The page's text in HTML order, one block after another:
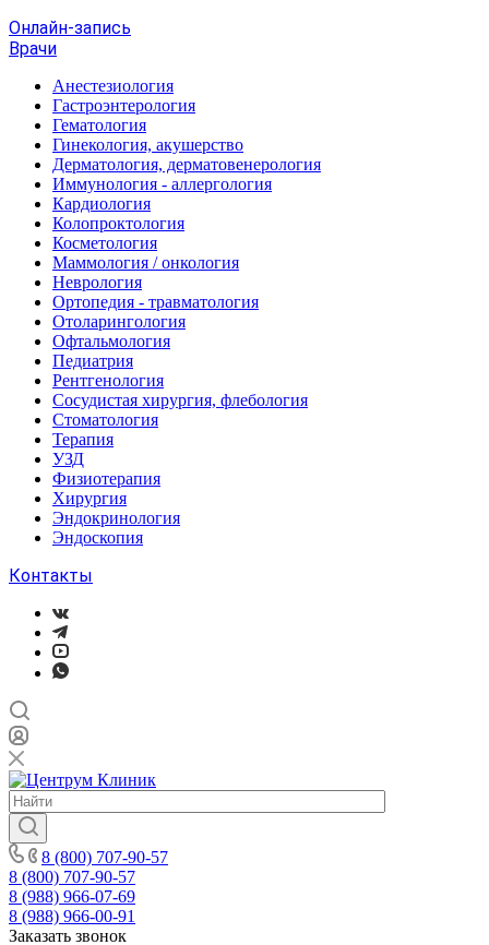
Онлайн-запись
Врачи
Анестезиология
Гастроэнтерология
Гематология
Гинекология, акушерство
Дерматология, дерматовенерология
Иммунология - аллергология
Кардиология
Колопроктология
Косметология
Маммология / онкология
Неврология
Ортопедия - травматология
Отоларингология
Офтальмология
Педиатрия
Рентгенология
Сосудистая хирургия, флебология
Стоматология
Терапия
УЗД
Физиотерапия
Хирургия
Эндокринология
Эндоскопия
Контакты
8 (800) 707-90-57
8 (800) 707-90-57
8 (988) 966-07-69
8 (988) 966-00-91
Заказать звонок